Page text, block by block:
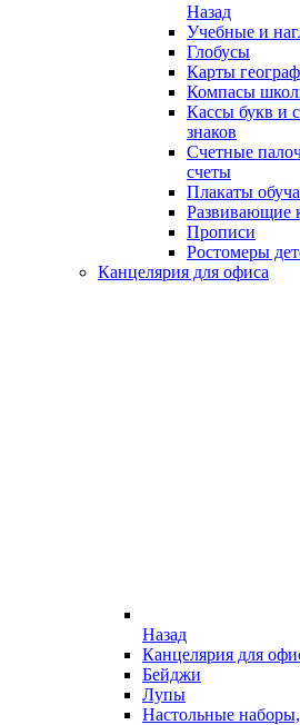
Назад
Учебные и
Глобусы
Карты
Компасы
Кассы букв и
знаков
Счетные
счеты
Плакаты
Развивающие
Прописи
Ростомеры
Канцелярия для офиса
Назад
Канцелярия для
Бейджи
Лупы
Настольные